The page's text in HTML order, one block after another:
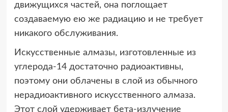
движущихся частей, она поглощает
создаваемую ею же радиацию и не требует
никакого обслуживания.
Искусственные алмазы, изготовленные из
углерода-14 достаточно радиоактивны,
поэтому они облачены в слой из обычного
нерадиоактивного искусственного алмаза.
Этот слой удерживает бета-излучение